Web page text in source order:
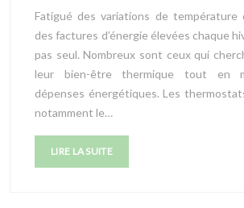
Fatigué des variations de température
des factures d’énergie élevées chaque
pas seul. Nombreux sont ceux qui
leur bien-être thermique tout en
dépenses énergétiques. Les
notamment le…
LIRE LA SUITE